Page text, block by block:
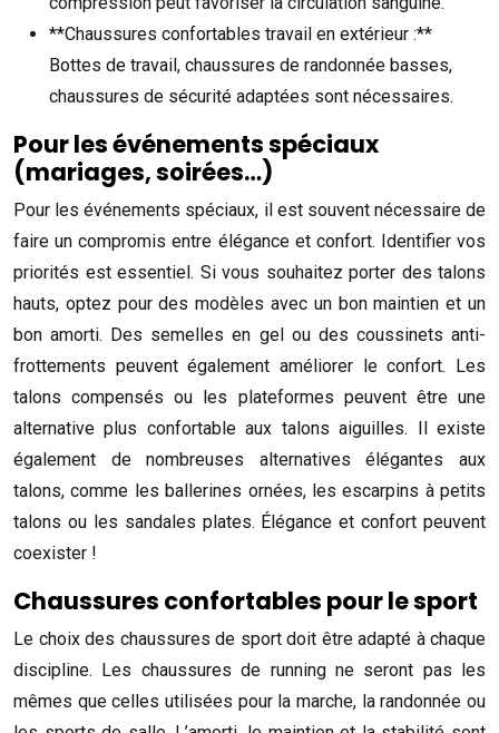
**Chaussures confortables travail en extérieur :**
Bottes de travail, chaussures de randonnée basses,
chaussures de sécurité adaptées sont nécessaires.
Pour les événements spéciaux
(mariages, soirées…)
Pour les événements spéciaux, il est souvent nécessaire de
faire un compromis entre élégance et confort. Identifier vos
priorités est essentiel. Si vous souhaitez porter des talons
hauts, optez pour des modèles avec un bon maintien et un
bon amorti. Des semelles en gel ou des coussinets anti-
frottements peuvent également améliorer le confort. Les
talons compensés ou les plateformes peuvent être une
alternative plus confortable aux talons aiguilles. Il existe
également de nombreuses alternatives élégantes aux
talons, comme les ballerines ornées, les escarpins à petits
talons ou les sandales plates. Élégance et confort peuvent
coexister !
Chaussures confortables pour le sport
Le choix des chaussures de sport doit être adapté à chaque
discipline. Les chaussures de running ne seront pas les
mêmes que celles utilisées pour la marche, la randonnée ou